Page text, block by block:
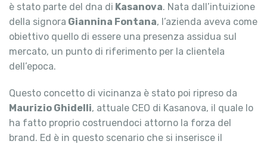
è stato parte del dna di Kasanova. Nata dall’intuizione
della signora Giannina Fontana, l’azienda aveva come
obiettivo quello di essere una presenza assidua sul
mercato, un punto di riferimento per la clientela
dell’epoca.
Questo concetto di vicinanza è stato poi ripreso da
Maurizio Ghidelli, attuale CEO di Kasanova, il quale lo
ha fatto proprio costruendoci attorno la forza del
brand. Ed è in questo scenario che si inserisce il